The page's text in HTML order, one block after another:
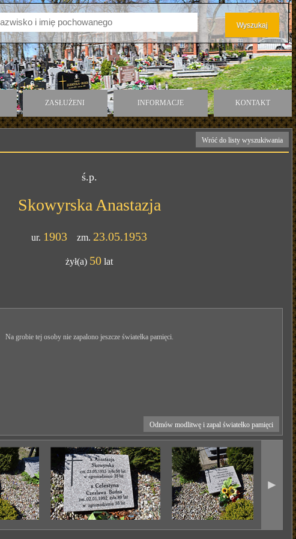
ZASŁUŻENI INFORMACJE KONTAKT
Wróć do listy wyszukiwania
ś.p.
Skowyrska Anastazja
ur. 1903 zm. 23.05.1953
żył(a) 50 lat
Na grobie tej osoby nie zapalono jeszcze światełka pamięci.
Odmów modlitwę i zapal światełko pamięci
►